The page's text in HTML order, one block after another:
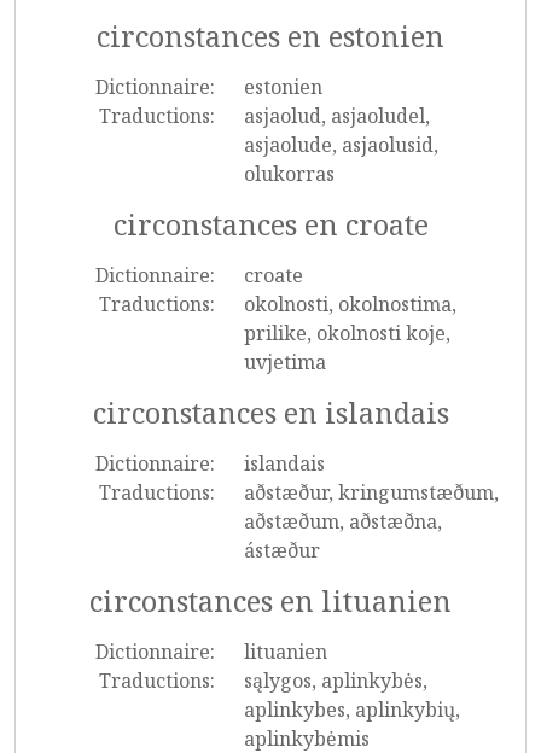
circonstances en estonien
Dictionnaire:
estonien
Traductions:
asjaolud, asjaoludel,
asjaolude, asjaolusid,
olukorras
circonstances en croate
Dictionnaire:
croate
Traductions:
okolnosti, okolnostima,
prilike, okolnosti koje,
uvjetima
circonstances en islandais
Dictionnaire:
islandais
Traductions:
aðstæður, kringumstæðum,
aðstæðum, aðstæðna,
ástæður
circonstances en lituanien
Dictionnaire:
lituanien
Traductions:
sąlygos, aplinkybės,
aplinkybes, aplinkybių,
aplinkybėmis